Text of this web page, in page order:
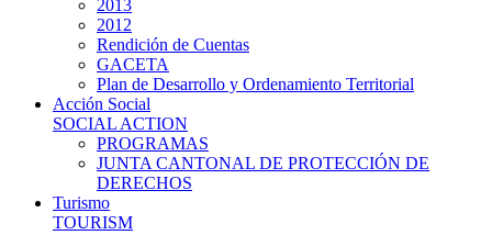
2013
2012
Rendición de Cuentas
GACETA
Plan de Desarrollo y Ordenamiento Territorial
Acción Social
SOCIAL ACTION
PROGRAMAS
JUNTA CANTONAL DE PROTECCIÓN DE
DERECHOS
Turismo
TOURISM